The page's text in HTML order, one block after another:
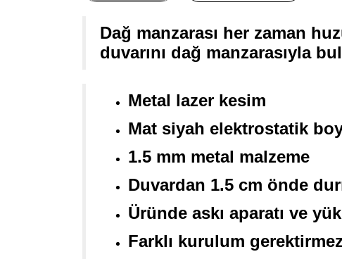
Dağ manzarası her zaman
duvarını dağ manzarasıyla
Metal lazer kesim
Mat siyah elektrostatik
1.5 mm metal malzeme
Duvardan 1.5 cm önde
Üründe askı aparatı ve
Farklı kurulum